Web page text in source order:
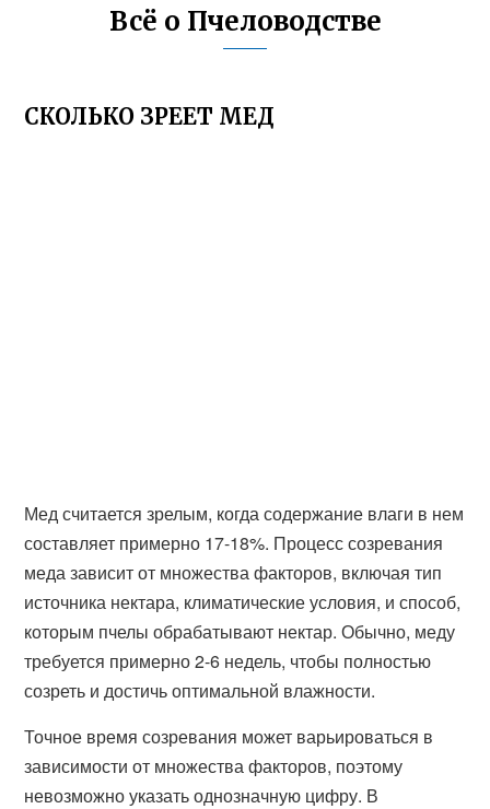
Всё о Пчеловодстве
СКОЛЬКО ЗРЕЕТ МЕД
Мед считается зрелым, когда содержание влаги в нем
составляет примерно 17-18%. Процесс созревания
меда зависит от множества факторов, включая тип
источника нектара, климатические условия, и способ,
которым пчелы обрабатывают нектар. Обычно, меду
требуется примерно 2-6 недель, чтобы полностью
созреть и достичь оптимальной влажности.
Точное время созревания может варьироваться в
зависимости от множества факторов, поэтому
невозможно указать однозначную цифру. В